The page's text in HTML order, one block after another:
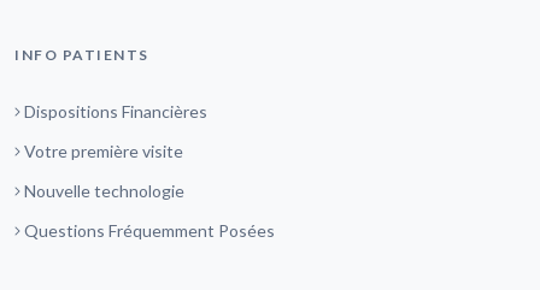
INFO PATIENTS
Dispositions Financières
Votre première visite
Nouvelle technologie
Questions Fréquemment Posées